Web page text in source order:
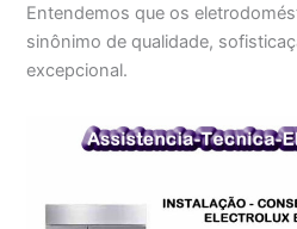
Entendemos que os
sinônimo de qualidade,
excepcional.